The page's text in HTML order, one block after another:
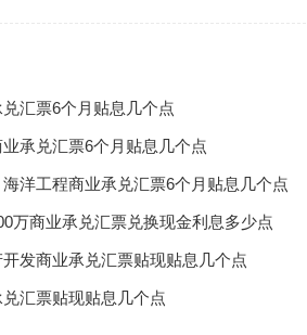
汇票6个月贴息几个点
承兑汇票6个月贴息几个点
洋工程商业承兑汇票6个月贴息几个点
万商业承兑汇票兑换现金利息多少点
发商业承兑汇票贴现贴息几个点
汇票贴现贴息几个点